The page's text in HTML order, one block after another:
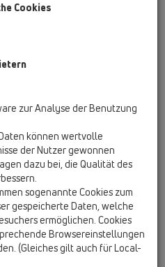
/ Ersatzteile / HL01001D
/ Ersatzteile / HL01007D
/ Ersatzteile /
schwarz
/ Ersatzteile / HL015.1.2E
mit Kette 48 cm und
Cookies
zur Analyse der Benutzung
können wertvolle
der Nutzer gewonnen
dazu bei, die Qualität des
sogenannte Cookies zum
gespeicherte Daten, welche
ermöglichen. Cookies
Browsereinstellungen
(Gleiches gilt auch für Local-